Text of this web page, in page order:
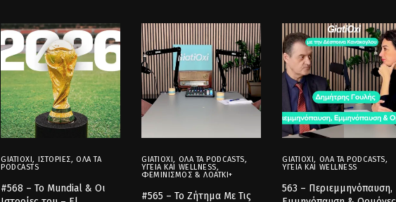
GIATIOXI, ΙΣΤΟΡΊΕΣ,ΌΛΑ ΤΑ
PODCASTS
#568 – Το Mundial & Οι
GIATIOXI, ΌΛΑ ΤΑ PODCASTS,
ΥΓΕΊΑ ΚΑΙ WELLNESS,
ΦΕΜΙΝΙΣΜΌΣ & ΛΟΑΤΚΙ+
#565 – Το Ζήτημα Με Τις
GIATIOXI, ΌΛΑ ΤΑ PODCASTS,
ΥΓΕΊΑ ΚΑΙ WELLNESS
563 – Περιεμμηνόπαυση,